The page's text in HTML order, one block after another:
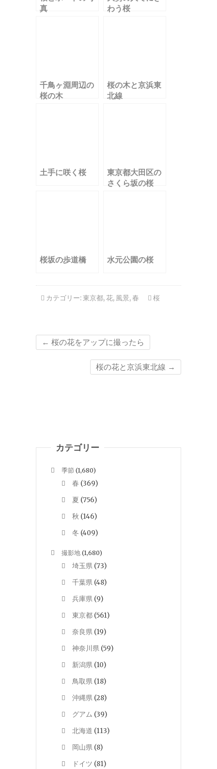
真
わう桜
千鳥ヶ淵周辺の
桜の木
桜の木と京浜東
北線
土手に咲く桜
東京都大田区の
さくら坂の桜
桜坂の歩道橋 水元公園の桜
カテゴリー:東京都,花, 風景,春 桜
← 桜の花をアップに撮ったら
桜の花と京浜東北線 →
カテゴリー
季節 (1,680)
春 (369)
夏 (756)
秋 (146)
冬 (409)
撮影地(1,680)
埼玉県 (73)
千葉県 (48)
兵庫県 (9)
東京都 (561)
奈良県 (19)
神奈川県 (59)
新潟県 (10)
鳥取県 (18)
沖縄県 (28)
グアム (39)
北海道 (113)
岡山県 (8)
ドイツ (81)